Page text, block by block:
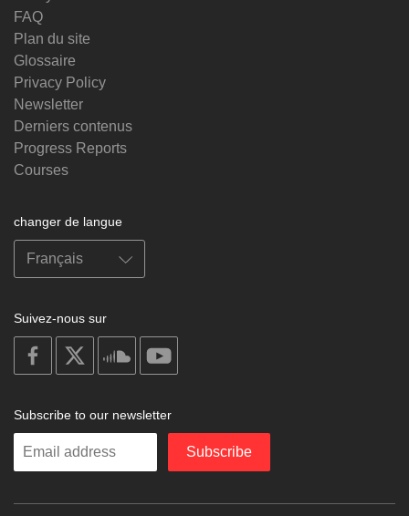
FAQ
Plan du site
Glossaire
Privacy Policy
Newsletter
Derniers contenus
Progress Reports
Courses
changer de langue
Suivez-nous sur
on
facebook
soundcloud
Subscribe to our newsletter
Enter
Subscribe